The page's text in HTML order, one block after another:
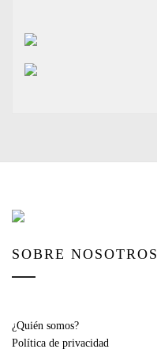
SOBRE NOSOTROS
¿Quién somos?
Política de privacidad